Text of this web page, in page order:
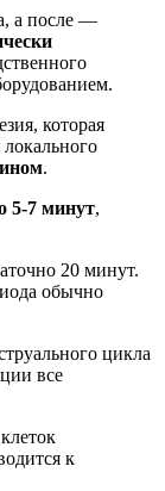
а после —
которая
.
5-7 минут,
20 минут.
обычно
цикла
все
к